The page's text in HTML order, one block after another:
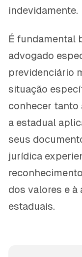
indevidamente.
É fundamental
advogado
previdenciário
situação
conhecer tanto
a estadual
seus
jurídica
dos valores e à
estaduais.